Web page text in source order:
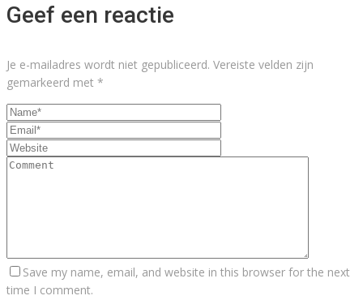
Geef een reactie
Je e-mailadres wordt niet gepubliceerd. Vereiste velden zijn
gemarkeerd met *
Save my name, email, and website in this browser for the next
time I comment.